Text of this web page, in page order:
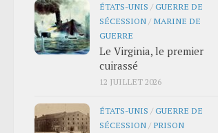
ÉTATS-UNIS /GUERRE DE
SÉCESSION / MARINE DE
GUERRE
Le Virginia, le premier
cuirassé
12 JUILLET 2026
ÉTATS-UNIS /GUERRE DE
SÉCESSION / PRISON